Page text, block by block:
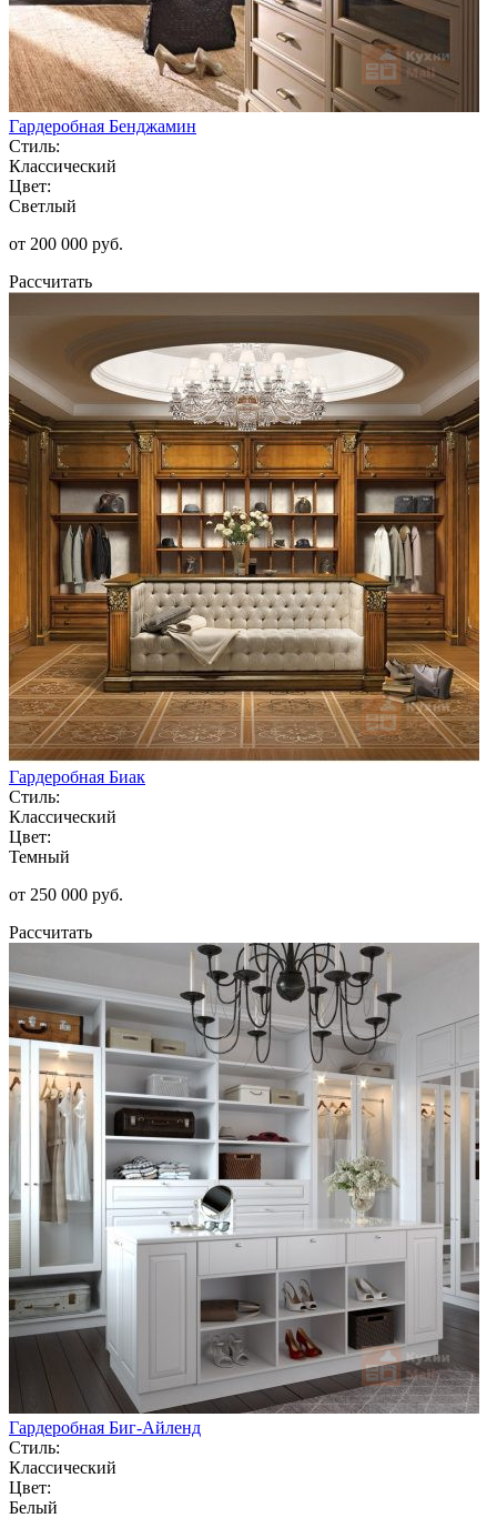
Гардеробная Бенджамин
Стиль:
Классический
Цвет:
Светлый
от 200 000 руб.
Рассчитать
Гардеробная Биак
Стиль:
Классический
Цвет:
Темный
от 250 000 руб.
Рассчитать
Гардеробная Биг-Айленд
Стиль:
Классический
Цвет:
Белый